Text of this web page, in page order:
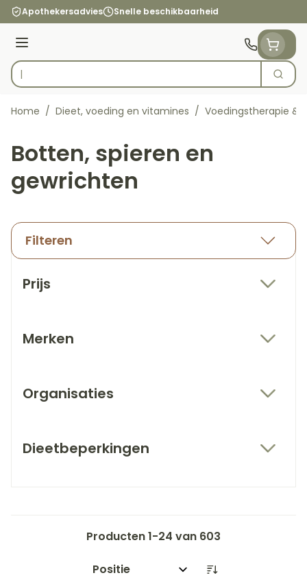
Ga naar de inhoud
Apothekersadvies Snelle beschikbaarheid
Menu
Product, merk, categorie...
Zoek
Home / Dieet, voeding en vitamines / Voedingstherapie &
Botten, spieren en
gewrichten
Filteren
Prijs
Merken
Organisaties
Dieetbeperkingen
Producten1-24 van 603
Sorteer op: